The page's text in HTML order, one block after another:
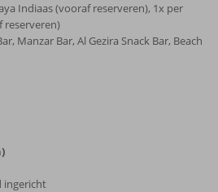
Indiaas (vooraf reserveren), 1x per
reserveren)
Manzar Bar, Al Gezira Snack Bar, Beach
ingericht